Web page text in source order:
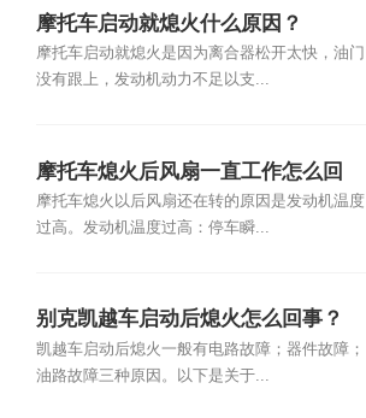
摩托车启动就熄火什么原因？
摩托车启动就熄火是因为离合器松开太快，油门
没有跟上，发动机动力不足以支...
摩托车熄火后风扇一直工作怎么回
事？
摩托车熄火以后风扇还在转的原因是发动机温度
过高。发动机温度过高：停车瞬...
别克凯越车启动后熄火怎么回事？
凯越车启动后熄火一般有电路故障；器件故障；
油路故障三种原因。以下是关于...